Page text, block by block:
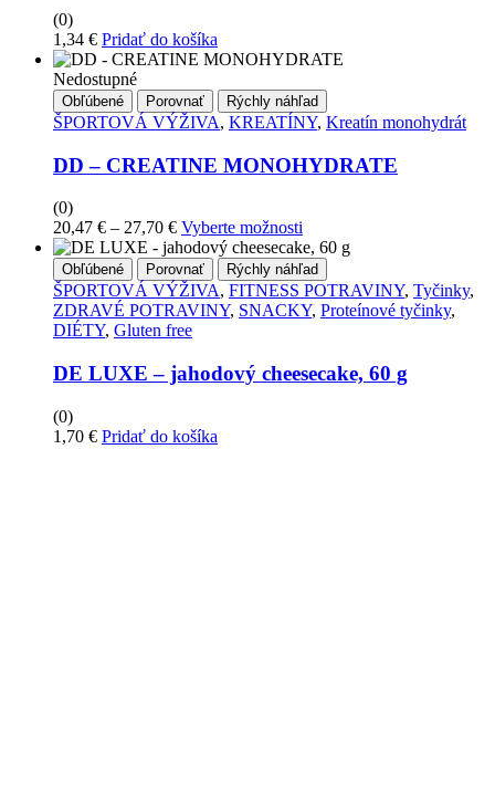
(0)
1,34 € Pridať do košíka
Nedostupné
Obľúbené Porovnať Rýchly náhľad
ŠPORTOVÁ VÝŽIVA, KREATÍNY, Kreatín monohydrát
DD – CREATINE MONOHYDRATE
(0)
20,47 € – 27,70 €Price
range:
20,47 €
through
27,70 €
Vyberte možnosti
produkt
má
viacero
variantov.
môžete
vybrať
Obľúbené Porovnať Rýchly náhľad
ŠPORTOVÁ VÝŽIVA, FITNESS POTRAVINY, Tyčinky,
ZDRAVÉ POTRAVINY, SNACKY, Proteínové tyčinky,
DIÉTY, Gluten free
DE LUXE – jahodový cheesecake, 60 g
(0)
1,70 € Pridať do košíka